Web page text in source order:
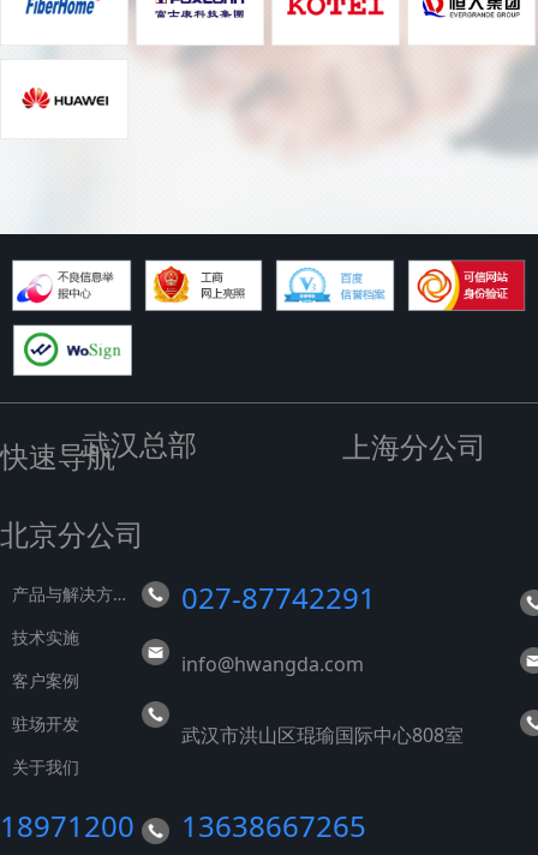
快速导航
产
品与解决方案
技术实施
客户案例
驻场开发
关于我们
武汉总部
027-87742291
info@hwangda.com
武汉市洪山区琨瑜国际中心808室
上海分公司
18971200
北京分公司
13638667265